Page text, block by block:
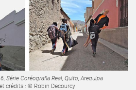
Série Coréografia Real, Quito, Arequipa
crédits : © Robin Decourcy